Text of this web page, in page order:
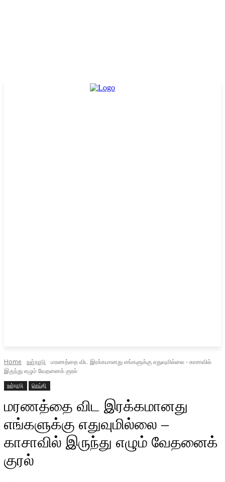
Home உள்நாடு
மரணத்தை விட இரக்கமானது எங்களுக்கு எதுவுமில்லை - காசாவில்
இருந்து எழும் வேதனைக் குரல்
உள்நாடு செய்தி
மரணத்தை விட இரக்கமானது
எங்களுக்கு எதுவுமில்லை –
காசாவில் இருந்து எழும் வேதனைக்
குரல்